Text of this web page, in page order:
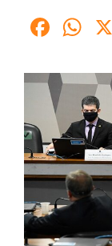
Fa
bo
ok
W
ts
A
pp